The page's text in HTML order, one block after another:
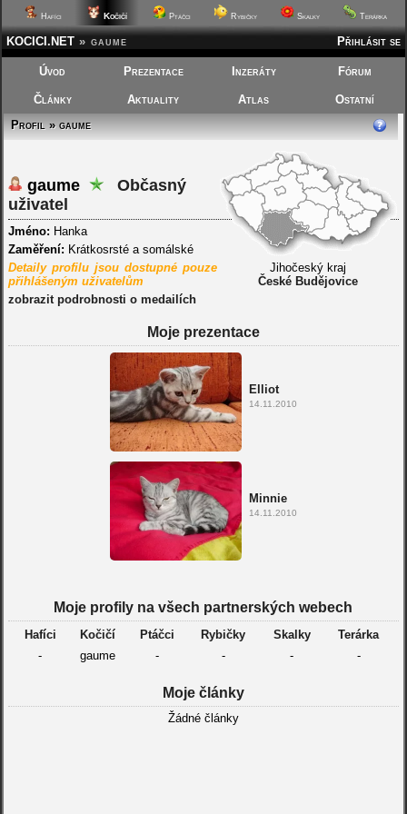
Hafíci Kočičí Ptáčci Rybičky Skalky Terárka
Přihlásit se
KOCICI.NET » gaume
Úvod Prezentace Inzeráty Fórum
Články Aktuality Atlas
Ostatní
Profil » gaume
Jihočeský kraj
České Budějovice
gaume
Občasný
uživatel
Jméno: Hanka
Zaměření: Krátkosrsté a somálské
Detaily profilu jsou dostupné pouze
přihlášeným uživatelům
zobrazit podrobnosti o medailích
Moje prezentace
Elliot
14.11.2010
Minnie
14.11.2010
Moje profily na všech partnerských webech
Hafíci Kočičí Ptáčci Rybičky Skalky
Terárka
-
gaume - - - -
Moje články
Žádné články